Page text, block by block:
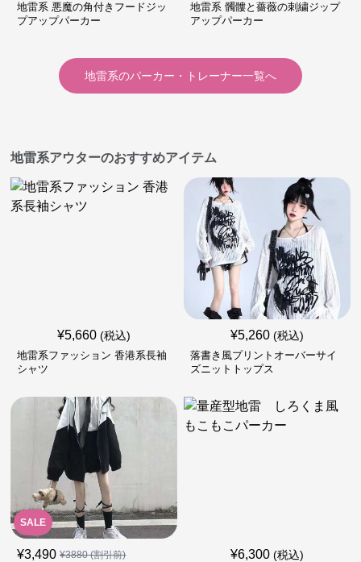
地雷系 悪魔の角付きフードジッ
プアップパーカー
地雷系 髑髏と薔薇の刺繍ジップ
アップパーカー
地雷系のパーカー・トレーナー一覧へ
地雷系アウターのおすすめアイテム
¥5,660 (税込)
地雷系ファッション 香港系長袖
シャツ
¥5,260 (税込)
落書き風プリントオーバーサイ
ズニットトップス
SALE
¥3,490 ¥3880(割引前) ¥6,300 (税込)